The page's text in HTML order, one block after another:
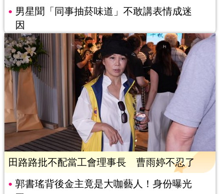
男星聞「同事抽菸味道」不敢講表情成迷
因
田路路批不配當工會理事長 曹雨婷不忍了
郭書瑤背後金主竟是大咖藝人！身份曝光